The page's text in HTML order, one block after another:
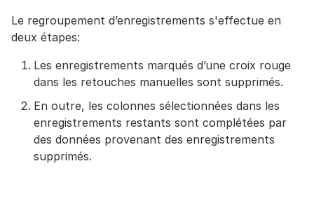
Le regroupement d’enregistrements s'effectue en
deux étapes:
Les enregistrements marqués d’une croix rouge
dans les retouches manuelles sont supprimés.
En outre, les colonnes sélectionnées dans les
enregistrements restants sont complétées par
des données provenant des enregistrements
supprimés.